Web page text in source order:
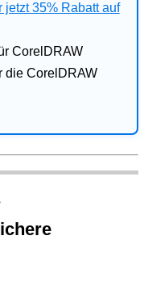
35% Rabatt auf
CorelDRAW
die CorelDRAW